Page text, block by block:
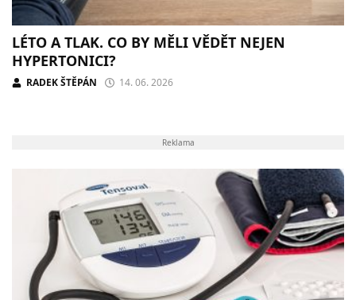
LÉTO A TLAK. CO BY MĚLI VĚDĚT NEJEN
HYPERTONICI?
RADEK ŠTĚPÁN 14. 06. 2026
Reklama